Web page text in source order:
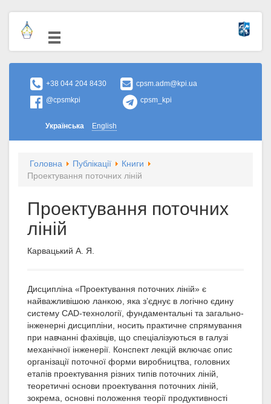
+38 044 204 8430
cpsm.adm@kpi.ua
@cpsmkpi
cpsm_kpi
Українська English
Головна Публікації
Книги
Проектування поточних ліній
Проектування поточних
ліній
Карвацький А. Я.
Дисципліна «Проектування поточних ліній» є
найважливішою ланкою, яка з’єднує в логічно єдину
систему CAD-технології, фундаментальні та загально-
інженерні дисципліни, носить практичне спрямування
при навчанні фахівців, що спеціалізуються в галузі
механічної інженерії. Конспект лекцій включає опис
організації поточної форми виробництва, головних
етапів проектування різних типів поточних ліній,
теоретичні основи проектування поточних ліній,
зокрема, основні положення теорії продуктивності